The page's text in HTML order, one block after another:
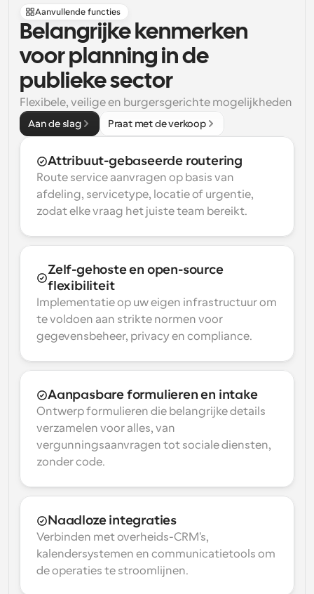
Aanvullende functies
Belangrijke kenmerken
voor planning in de
publieke sector
Flexibele, veilige en burgersgerichte mogelijkheden
Aan de slag Praat met de verkoop
Attribuut-gebaseerde routering
Route service aanvragen op basis van
afdeling, servicetype, locatie of urgentie,
zodat elke vraag het juiste team bereikt.
Zelf-gehoste en open-source
flexibiliteit
Implementatie op uw eigen infrastructuur om
te voldoen aan strikte normen voor
gegevensbeheer, privacy en compliance.
Aanpasbare formulieren en intake
Ontwerp formulieren die belangrijke details
verzamelen voor alles, van
vergunningsaanvragen tot sociale diensten,
zonder code.
Naadloze integraties
Verbinden met overheids-CRM's,
kalendersystemen en communicatietools om
de operaties te stroomlijnen.